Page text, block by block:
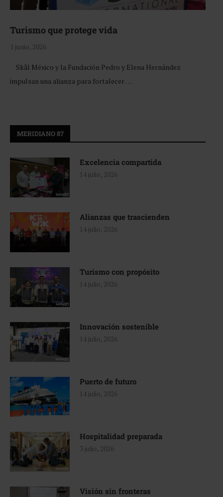
Turismo que protege vida
1 junio, 2026
Skål México y la Fundación Pedro y Elena Hernández
impulsan una alianza para fortalecer …
MERIDIANO 87
Excelencia compartida
14 julio, 2026
Alianzas que trascienden
14 julio, 2026
Turismo con propósito
14 julio, 2026
Innovación sostenible
14 julio, 2026
Puerto de futuro
14 julio, 2026
Hospitalidad preparada
3 julio, 2026
Visión sin fronteras